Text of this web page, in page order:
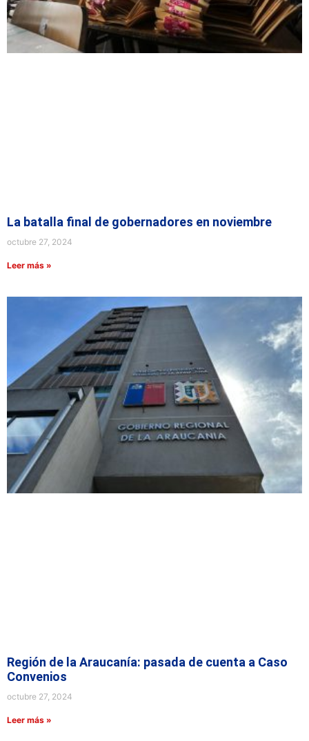
La batalla final de gobernadores en noviembre
octubre 27, 2024
Leer más »
Región de la Araucanía: pasada de cuenta a Caso
Convenios
octubre 27, 2024
Leer más »